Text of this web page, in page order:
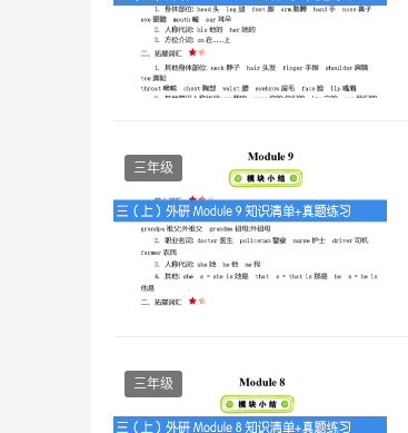
三年级
三年级